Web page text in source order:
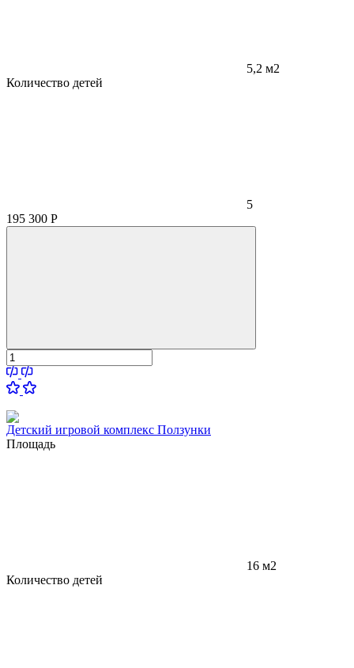
5,2 м2
Количество детей
5
195 300 Р
Детский игровой комплекс Ползунки
Площадь
16 м2
Количество детей